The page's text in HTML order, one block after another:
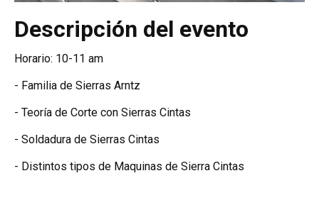
Descripción del evento
Horario: 10-11 am
- Familia de Sierras Arntz
- Teoría de Corte con Sierras Cintas
- Soldadura de Sierras Cintas
- Distintos tipos de Maquinas de Sierra Cintas